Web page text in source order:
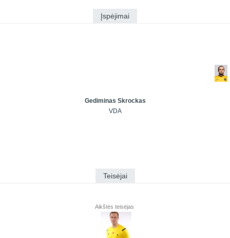
Įspėjimai
Gediminas Skrockas
VDA
Teisėjai
Aikštės teisėjas